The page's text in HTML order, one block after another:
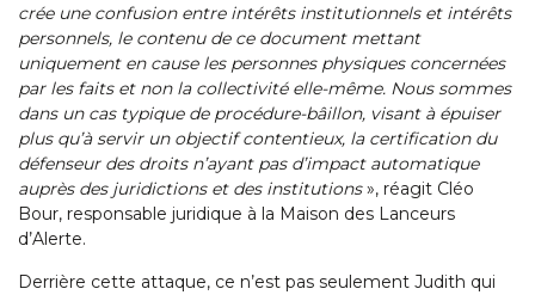
crée une confusion entre intérêts institutionnels et intérêts
personnels, le contenu de ce document mettant
uniquement en cause les personnes physiques concernées
par les faits et non la collectivité elle-même. Nous sommes
dans un cas typique de procédure-bâillon, visant à épuiser
plus qu’à servir un objectif contentieux, la certification du
défenseur des droits n’ayant pas d’impact automatique
auprès des juridictions et des institutions», réagit Cléo
Bour, responsable juridique à la Maison des Lanceurs
d’Alerte.
Derrière cette attaque, ce n’est pas seulement Judith qui